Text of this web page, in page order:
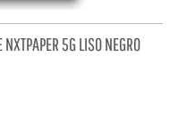
NXTPAPER 5G LISO NEGRO